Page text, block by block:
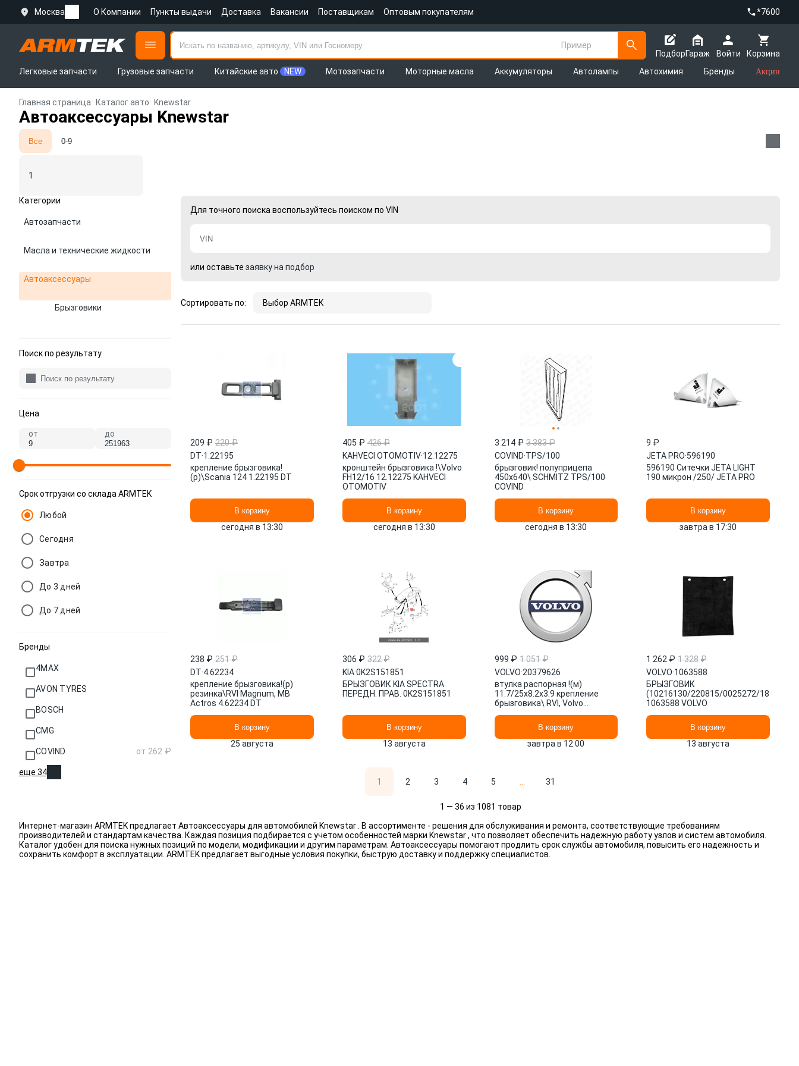
Москва О Компании Пункты выдачи Доставка Вакансии Поставщикам Оптовым покупателям *7600
Пример
Подбор
Корзина
Гараж
Войти
Легковые запчасти
Грузовые запчасти Китайские авто NEW Мотозапчасти Моторные масла Аккумуляторы Автолампы Автохимия Бренды Акции
Главная страница Каталог авто Knewstar
Автоаксессуары Knewstar
Все 0-9
1
Категории
Автозапчасти
Масла и технические жидкости
Автоаксессуары
Брызговики
Поиск по результату
Цена
от до
Срок отгрузки со склада ARMTEK
Любой
Сегодня
Завтра
До 3 дней
До 7 дней
Бренды
4MAX
AVON TYRES
BOSCH
CMG
COVIND от 262 ₽
еще 34
Для точного поиска воспользуйтесь поиском по VIN
или оставьте заявку на подбор
Сортировать по: Выбор ARMTEK
209 ₽ 220 ₽
DT·1.22195
крепление брызговика!
(р)\Scania 124 1.22195 DT
В корзину
сегодня в 13:30
405 ₽ 426 ₽
KAHVECI OTOMOTIV·12.12275
кронштейн брызговика !\Volvo
FH12/16 12.12275 KAHVECI
OTOMOTIV
В корзину
сегодня в 13:30
3 214 ₽ 3 383 ₽
COVIND·TPS/100
брызговик! полуприцепа
450х640\ SCHMITZ TPS/100
COVIND
В корзину
сегодня в 13:30
9 ₽
JETA PRO·596190
596190 Ситечки JETA LIGHT
190 микрон /250/ JETA PRO
В корзину
завтра в 17:30
238 ₽ 251 ₽
DT·4.62234
крепление брызговика!(р)
резинка\RVI Magnum, MB
Actros 4.62234 DT
В корзину
25 августа
306 ₽ 322 ₽
KIA·0K2S151851
БРЫЗГОВИК KIA SPECTRA
ПЕРЕДН. ПРАВ. 0K2S151851
В корзину
13 августа
999 ₽ 1 051 ₽
VOLVO·20379626
втулка распорная !(м)
11.7/25x8.2x3.9 крепление
брызговика\ RVI, Volvo
В корзину
завтра в 12:00
1 262 ₽ 1 328 ₽
VOLVO·1063588
БРЫЗГОВИК
(10216130/220815/0025272/184)
1063588 VOLVO
В корзину
13 августа
1 2 3 4 5 31
1 — 36 из 1081 товар
Интернет-магазин ARMTEK предлагает Автоаксессуары для автомобилей Knewstar . В ассортименте - решения для обслуживания и ремонта, соответствующие требованиям
производителей и стандартам качества. Каждая позиция подбирается с учетом особенностей марки Knewstar , что позволяет обеспечить надежную работу узлов и систем автомобиля.
Каталог удобен для поиска нужных позиций по модели, модификации и другим параметрам. Автоаксессуары помогают продлить срок службы автомобиля, повысить его надежность и
сохранить комфорт в эксплуатации. ARMTEK предлагает выгодные условия покупки, быструю доставку и поддержку специалистов.